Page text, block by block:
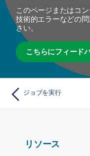
このページまたはコ
技術的エラーなどの
さい。
こちらにフィード
ジョブを実行
リソース